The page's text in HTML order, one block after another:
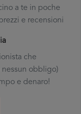
a te in poche
e recensioni
che
nessun obbligo)
e denaro!